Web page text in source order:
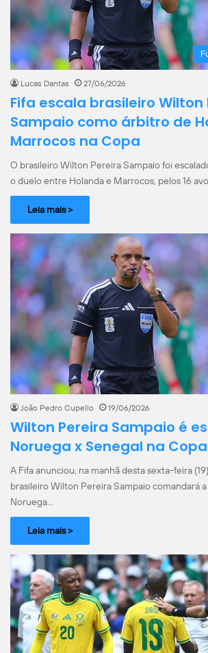
Lucas Dantas 27/06/2026
Fifa escala brasileiro Wilton
Sampaio como árbitro de
Marrocos na Copa
O brasileiro Wilton Pereira Sampaio foi
o duelo entre Holanda e Marrocos, pelos 16
Leia mais >
João Pedro Cupello 19/06/2026
Wilton Pereira Sampaio é
Noruega x Senegal na
A Fifa anunciou, na manhã desta sexta-feira
brasileiro Wilton Pereira Sampaio comandará
Noruega…
Leia mais >